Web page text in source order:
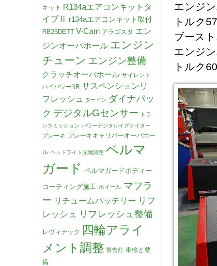
エンジ
トルク
ブース
エンジ
トルク
キット R134aエアコンキットタ
イプⅡ
r134aエアコンキット取付
RB26DETT V-Cam アラゴスタ エン
ジンオーバホール エンジン
チューン エンジン整備
クラッチオーバホール サイレント
ハイパワーNR サスペンションリ
フレッシュ
タービン ダイナパッ
ク デジタルGセンサー
トラ
ンスミッション パワーデジタルイグナイター
ブレーキ ブレーキキャリパーオーバホー
ル ヘッドライト光軸調整 ペルマ
ガード ペルマガードボディー
コーティング施工 ホイール マフラ
ー リチュームバッテリー リフ
レッシュ
リフレッシュ整備
レヴィテック 四輪アライ
メント調整 警告灯 車検と整
備